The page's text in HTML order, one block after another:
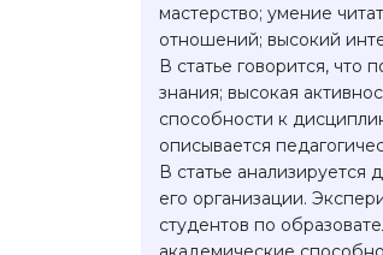
мастерство; умение
отношений; высокий
В статье говорится, что
знания; высокая
способности к
описывается
В статье анализируется
его организации.
студентов по